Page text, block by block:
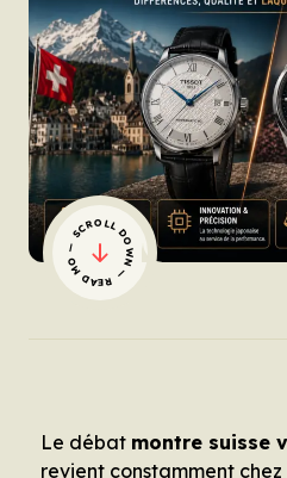
— SCROLL DOWN — READ MORE
Le débat montre suisse
revient constamment